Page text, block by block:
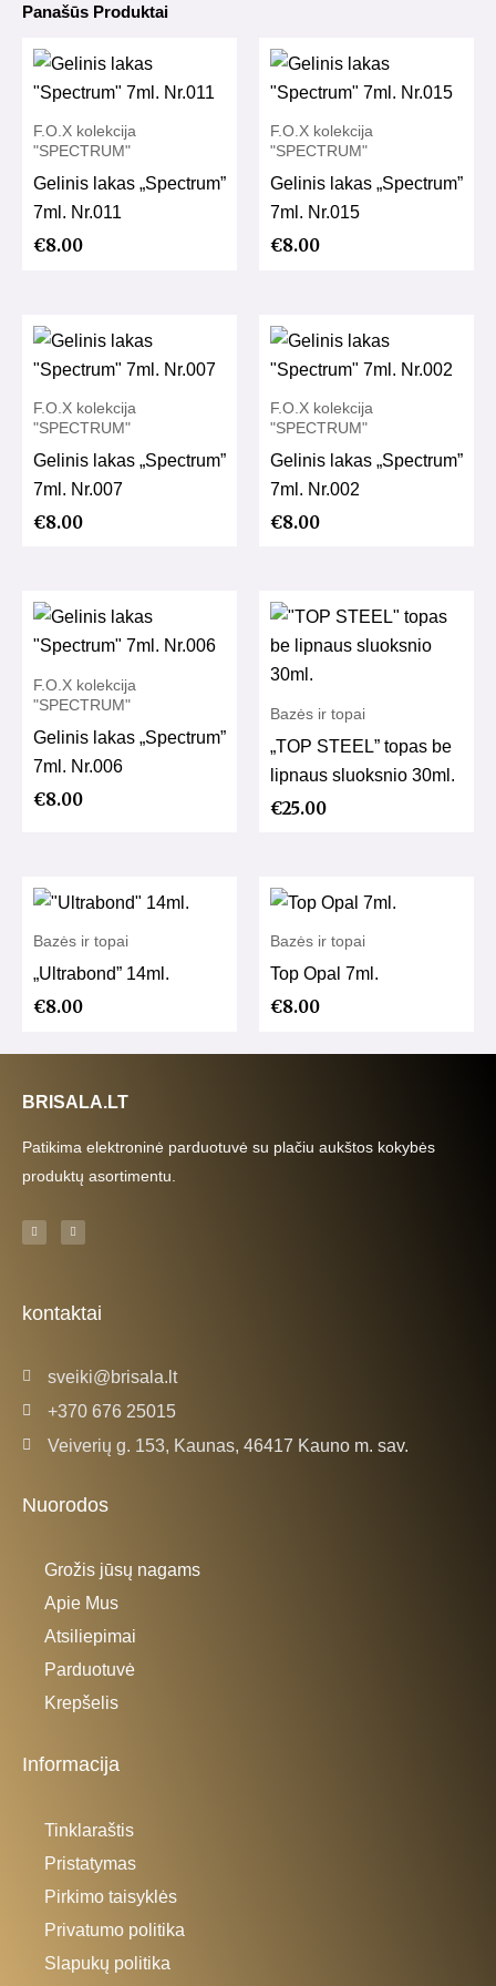
Panašūs Produktai
F.O.X kolekcija
"SPECTRUM"
Gelinis lakas „Spectrum”
7ml. Nr.011
€8.00
F.O.X kolekcija
"SPECTRUM"
Gelinis lakas „Spectrum”
7ml. Nr.015
€8.00
F.O.X kolekcija
"SPECTRUM"
Gelinis lakas „Spectrum”
7ml. Nr.007
€8.00
F.O.X kolekcija
"SPECTRUM"
Gelinis lakas „Spectrum”
7ml. Nr.002
€8.00
F.O.X kolekcija
"SPECTRUM"
Gelinis lakas „Spectrum”
7ml. Nr.006
€8.00
Bazės ir topai
„TOP STEEL” topas be
lipnaus sluoksnio 30ml.
€25.00
Bazės ir topai
„Ultrabond” 14ml.
€8.00
Bazės ir topai
Top Opal 7ml.
€8.00
BRISALA.LT
Patikima elektroninė parduotuvė su plačiu aukštos kokybės
produktų asortimentu.
F
a
c
-
f
I
n
s
m
kontaktai
sveiki@brisala.lt
+370 676 25015
Veiverių g. 153, Kaunas, 46417 Kauno m. sav.
Nuorodos
Grožis jūsų nagams
Apie Mus
Atsiliepimai
Parduotuvė
Krepšelis
Informacija
Tinklaraštis
Pristatymas
Pirkimo taisyklės
Privatumo politika
Slapukų politika